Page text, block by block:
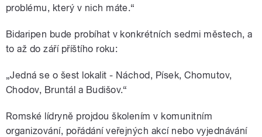
problému, který v nich máte.“
Bidaripen bude probíhat v konkrétních sedmi městech, a
to až do září příštího roku:
„Jedná se o šest lokalit - Náchod, Písek, Chomutov,
Chodov, Bruntál a Budišov.“
Romské lídryně projdou školením v komunitním
organizování, pořádání veřejných akcí nebo vyjednávání